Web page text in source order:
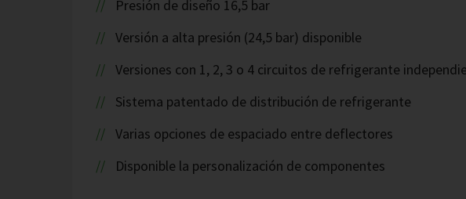
Presión de diseño 16,5 bar
Versión a alta presión (24,5 bar) disponible
Versiones con 1, 2, 3 o 4 circuitos de refrigerante
Sistema patentado de distribución de refrigerante
Varias opciones de espaciado entre deflectores
Disponible la personalización de componentes